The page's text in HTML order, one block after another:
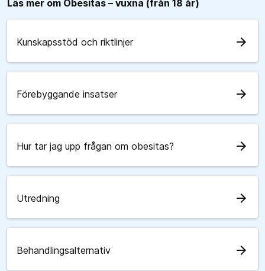
Läs mer om Obesitas – vuxna (från 18 år)
Kunskapsstöd och riktlinjer arrow_forward
Förebyggande insatser arrow_forward
Hur tar jag upp frågan om obesitas? arrow_forward
Utredning arrow_forward
Behandlingsalternativ arrow_forward